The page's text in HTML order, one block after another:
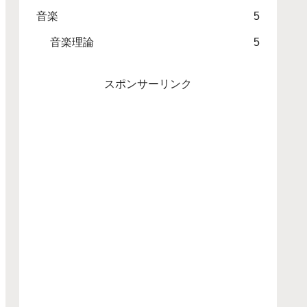
音楽 5
音楽理論 5
スポンサーリンク